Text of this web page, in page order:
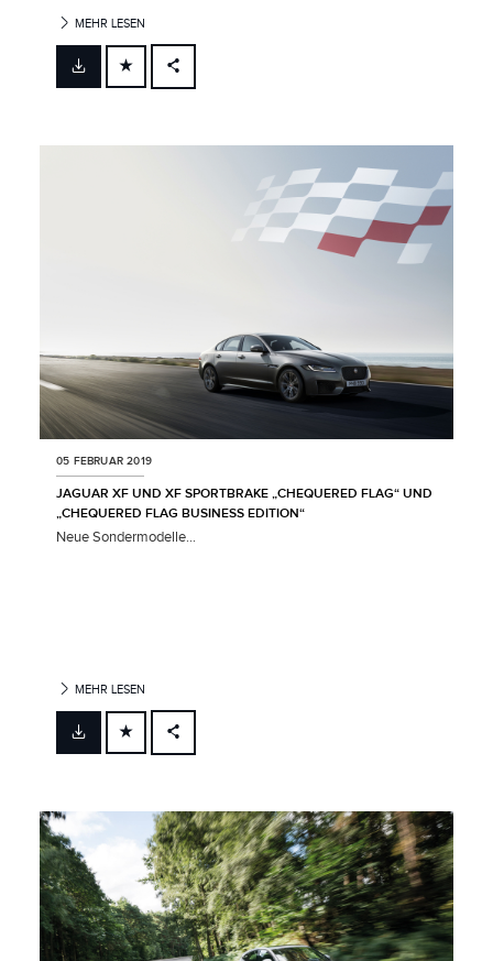
MEHR LESEN
FACEBOOK
05 FEBRUAR 2019
JAGUAR XF UND XF SPORTBRAKE „CHEQUERED FLAG“ UND
„CHEQUERED FLAG BUSINESS EDITION“
Neue Sondermodelle...
MEHR LESEN
FACEBOOK
LINKEDIN
SHARE